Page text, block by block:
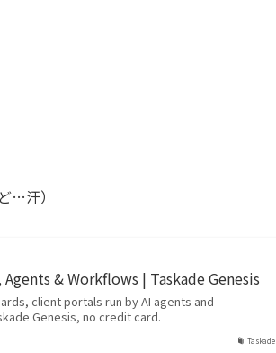
…汗）
Taskade
& Workflows | Taskade Genesis
client portals run by AI agents and
Genesis, no credit card.